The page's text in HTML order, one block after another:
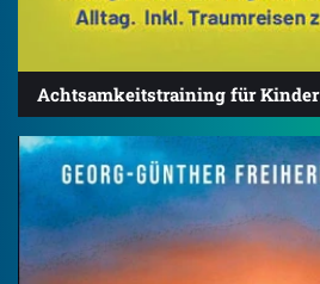
Achtsamkeitstraining für Kinder